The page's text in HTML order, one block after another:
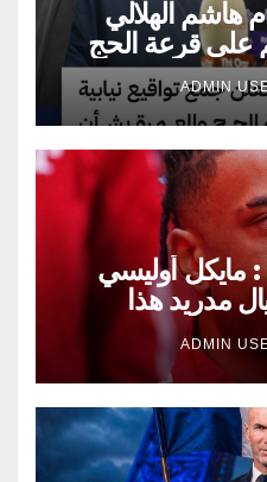
هاشم الهلالي
على قرعة الحج
مايكل أوليسي
مدريد هذا